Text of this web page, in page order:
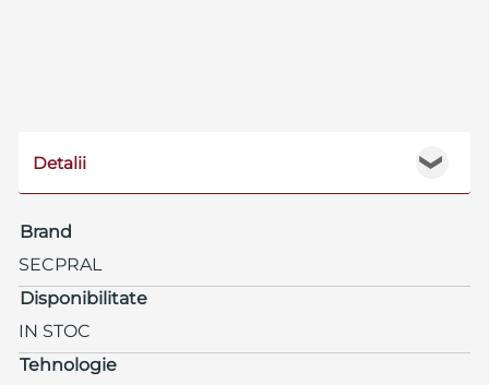
❯
Detalii
Brand
SECPRAL
Disponibilitate
IN STOC
Tehnologie